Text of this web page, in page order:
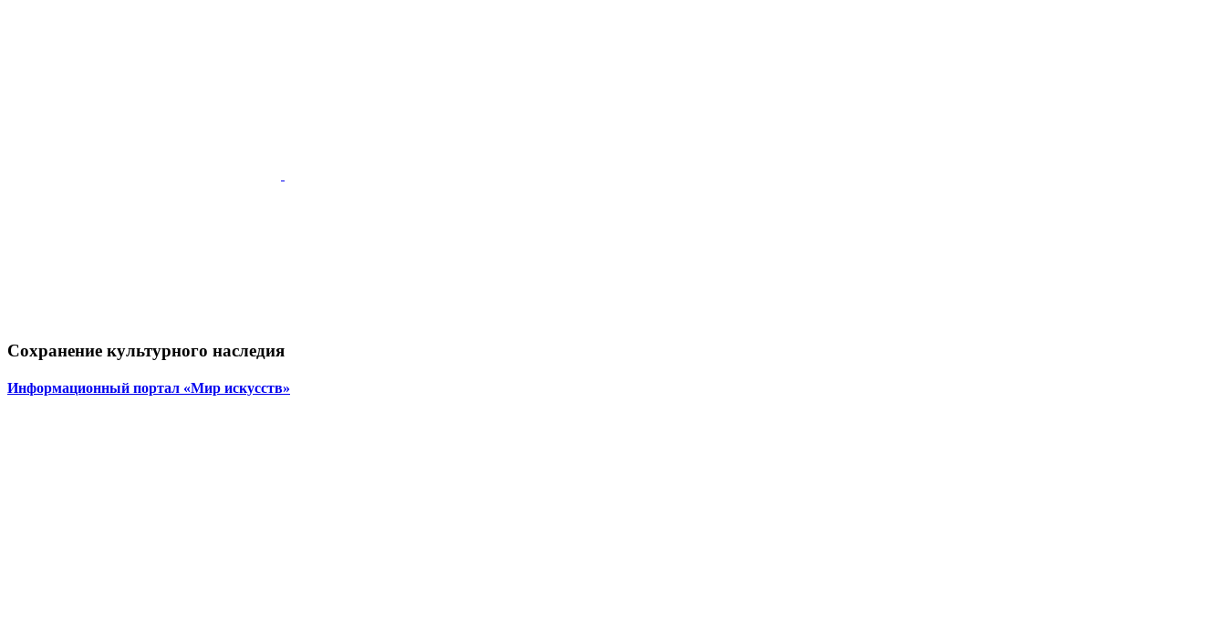
Сохранение культурного наследия
Информационный портал «Мир искусств»